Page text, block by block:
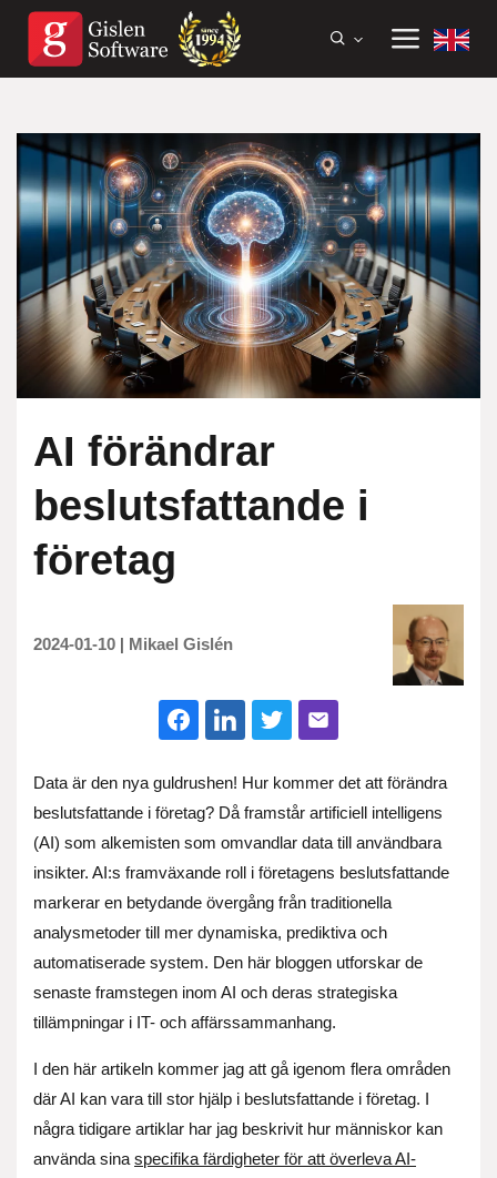
AI förändrar
beslutsfattande i
företag
2024-01-10 | Mikael Gislén
Data är den nya guldrushen! Hur kommer det att förändra
beslutsfattande i företag? Då framstår artificiell intelligens
(AI) som alkemisten som omvandlar data till användbara
insikter. AI:s framväxande roll i företagens beslutsfattande
markerar en betydande övergång från traditionella
analysmetoder till mer dynamiska, prediktiva och
automatiserade system. Den här bloggen utforskar de
senaste framstegen inom AI och deras strategiska
tillämpningar i IT- och affärssammanhang.
I den här artikeln kommer jag att gå igenom flera områden
där AI kan vara till stor hjälp i beslutsfattande i företag. I
några tidigare artiklar har jag beskrivit hur människor kan
använda sina specifika färdigheter för att överleva AI-